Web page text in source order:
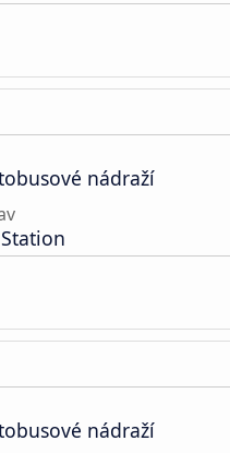
nádraží
nádraží